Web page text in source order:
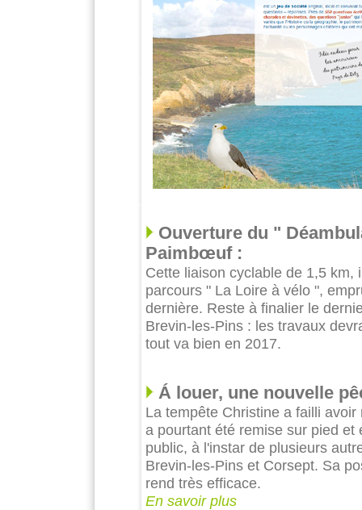
Ouverture du "
Paimbœuf :
Cette liaison cyclable de 1,5 km,
parcours " La Loire à vélo ",
dernière. Reste à finalier le
Brevin-les-Pins : les travaux
tout va bien en 2017.
Á louer, une nouvelle
La tempête Christine a failli
a pourtant été remise sur pied
public, à l'instar de plusieurs
Brevin-les-Pins et Corsept. Sa
rend très efficace.
En savoir plus